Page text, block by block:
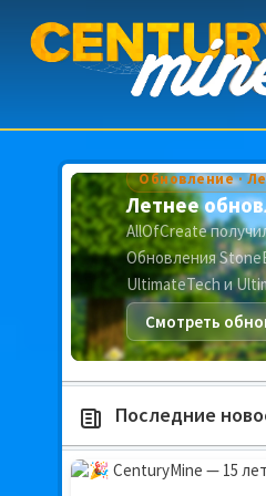
Обновление ·
Летнее
AllOfCreate
Обновления
UltimateTech и
Смотреть
Последние